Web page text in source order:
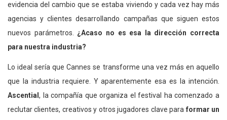
evidencia del cambio que se estaba viviendo y cada vez hay más
agencias y clientes desarrollando campañas que siguen estos
nuevos parámetros. ¿Acaso no es esa la dirección correcta
para nuestra industria?
Lo ideal sería que Cannes se transforme una vez más en aquello
que la industria requiere. Y aparentemente esa es la intención.
Ascential , la compañía que organiza el festival ha comenzado a
reclutar clientes, creativos y otros jugadores clave para formar un